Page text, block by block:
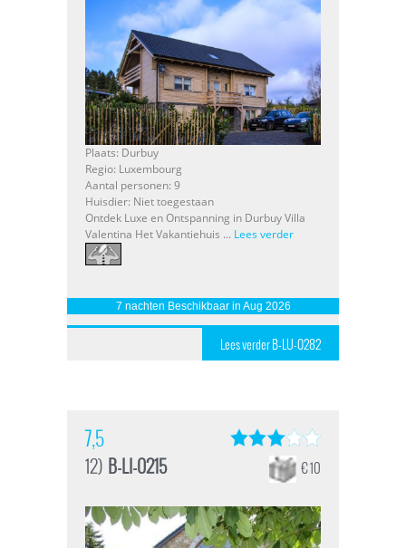
Plaats: Durbuy
Regio: Luxembourg
Aantal personen: 9
Huisdier: Niet toegestaan
Ontdek Luxe en Ontspanning in Durbuy Villa
Valentina Het Vakantiehuis ... Lees verder
7 nachten Beschikbaar in Aug 2026
Lees verder B-LU-0282
7,5
12) B-LI-0215 € 10